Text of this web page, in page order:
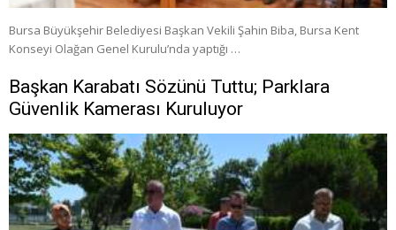
Bursa Büyükşehir Belediyesi Başkan Vekili Şahin Biba, Bursa Kent
Konseyi Olağan Genel Kurulu’nda yaptığı …
Başkan Karabatı Sözünü Tuttu; Parklara
Güvenlik Kamerası Kuruluyor